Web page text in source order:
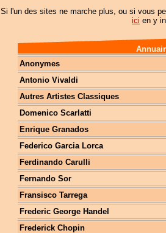
Si l'un des sites ne marche plus, ou si vous
ici en y
Anonymes
Antonio Vivaldi
Autres Artistes Classiques
Domenico Scarlatti
Enrique Granados
Federico Garcia Lorca
Ferdinando Carulli
Fernando Sor
Fransisco Tarrega
Frederic George Handel
Frederick Chopin